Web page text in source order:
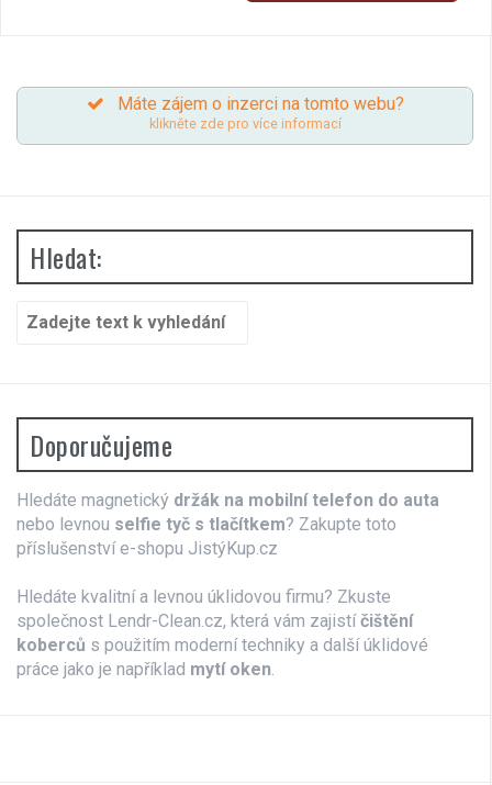
Máte zájem o inzerci na tomto webu?
klikněte zde pro více informací
Hledat:
Search
for:
Doporučujeme
Hledáte magnetický držák na mobilní telefon do auta
nebo levnou selfie tyč s tlačítkem? Zakupte toto
příslušenství e-shopu JistýKup.cz
Hledáte kvalitní a levnou úklidovou firmu? Zkuste
společnost Lendr-Clean.cz, která vám zajistíčištění
koberců s použitím moderní techniky a další úklidové
práce jako je například mytí oken.